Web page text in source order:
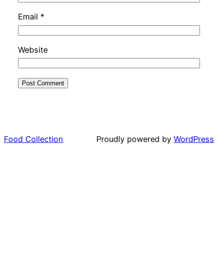
Email *
Website
Food Collection Proudly powered by WordPress